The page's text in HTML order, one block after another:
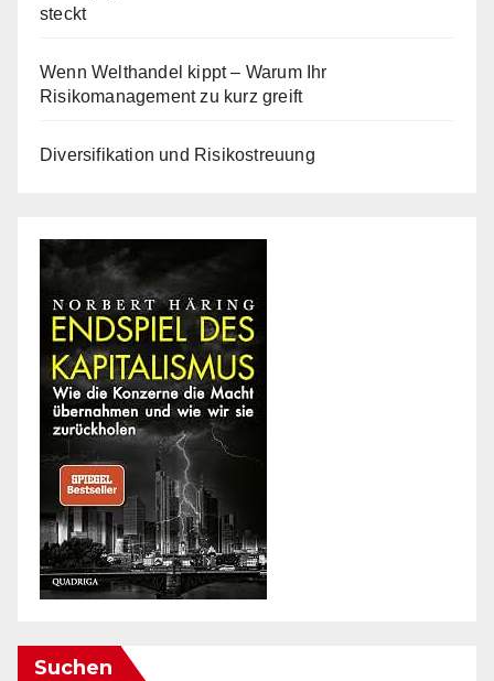
steckt
Wenn Welthandel kippt – Warum Ihr
Risikomanagement zu kurz greift
Diversifikation und Risikostreuung
Suchen